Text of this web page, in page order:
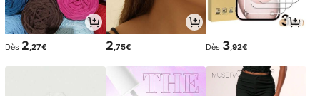
Dès 2,27€ 2,75€ Dès 3,92€